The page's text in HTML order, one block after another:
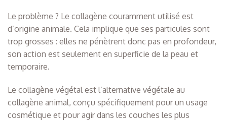
Le problème ? Le collagène couramment utilisé est
d’origine animale. Cela implique que ses particules sont
trop grosses : elles ne pénètrent donc pas en profondeur,
son action est seulement en superficie de la peau et
temporaire.
Le collagène végétal est l’alternative végétale au
collagène animal, conçu spécifiquement pour un usage
cosmétique et pour agir dans les couches les plus